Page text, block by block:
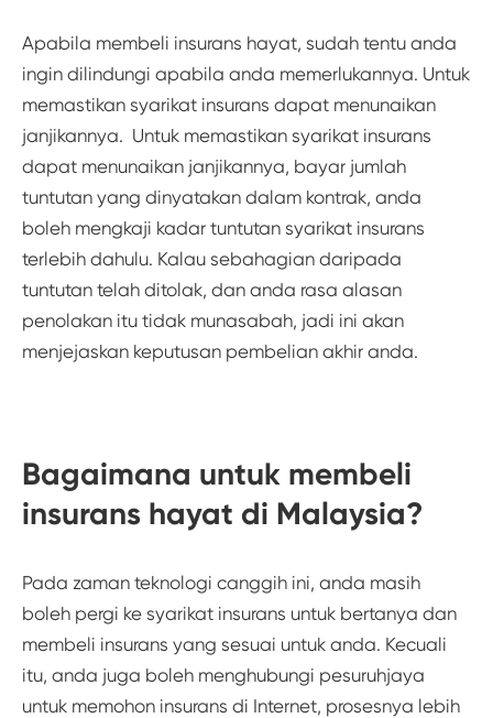
Apabila membeli insurans hayat, sudah tentu anda
ingin dilindungi apabila anda memerlukannya. Untuk
memastikan syarikat insurans dapat menunaikan
janjikannya. Untuk memastikan syarikat insurans
dapat menunaikan janjikannya, bayar jumlah
tuntutan yang dinyatakan dalam kontrak, anda
boleh mengkaji kadar tuntutan syarikat insurans
terlebih dahulu. Kalau sebahagian daripada
tuntutan telah ditolak, dan anda rasa alasan
penolakan itu tidak munasabah, jadi ini akan
menjejaskan keputusan pembelian akhir anda.
Bagaimana untuk membeli
insurans hayat di Malaysia?
Pada zaman teknologi canggih ini, anda masih
boleh pergi ke syarikat insurans untuk bertanya dan
membeli insurans yang sesuai untuk anda. Kecuali
itu, anda juga boleh menghubungi pesuruhjaya
untuk memohon insurans di Internet, prosesnya lebih